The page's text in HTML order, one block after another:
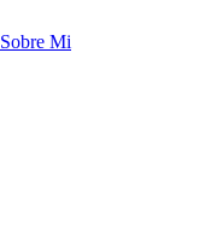
Sobre Mi